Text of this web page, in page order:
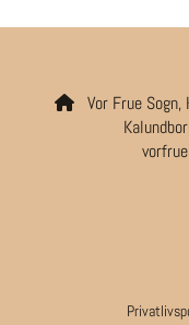

Vor Frue